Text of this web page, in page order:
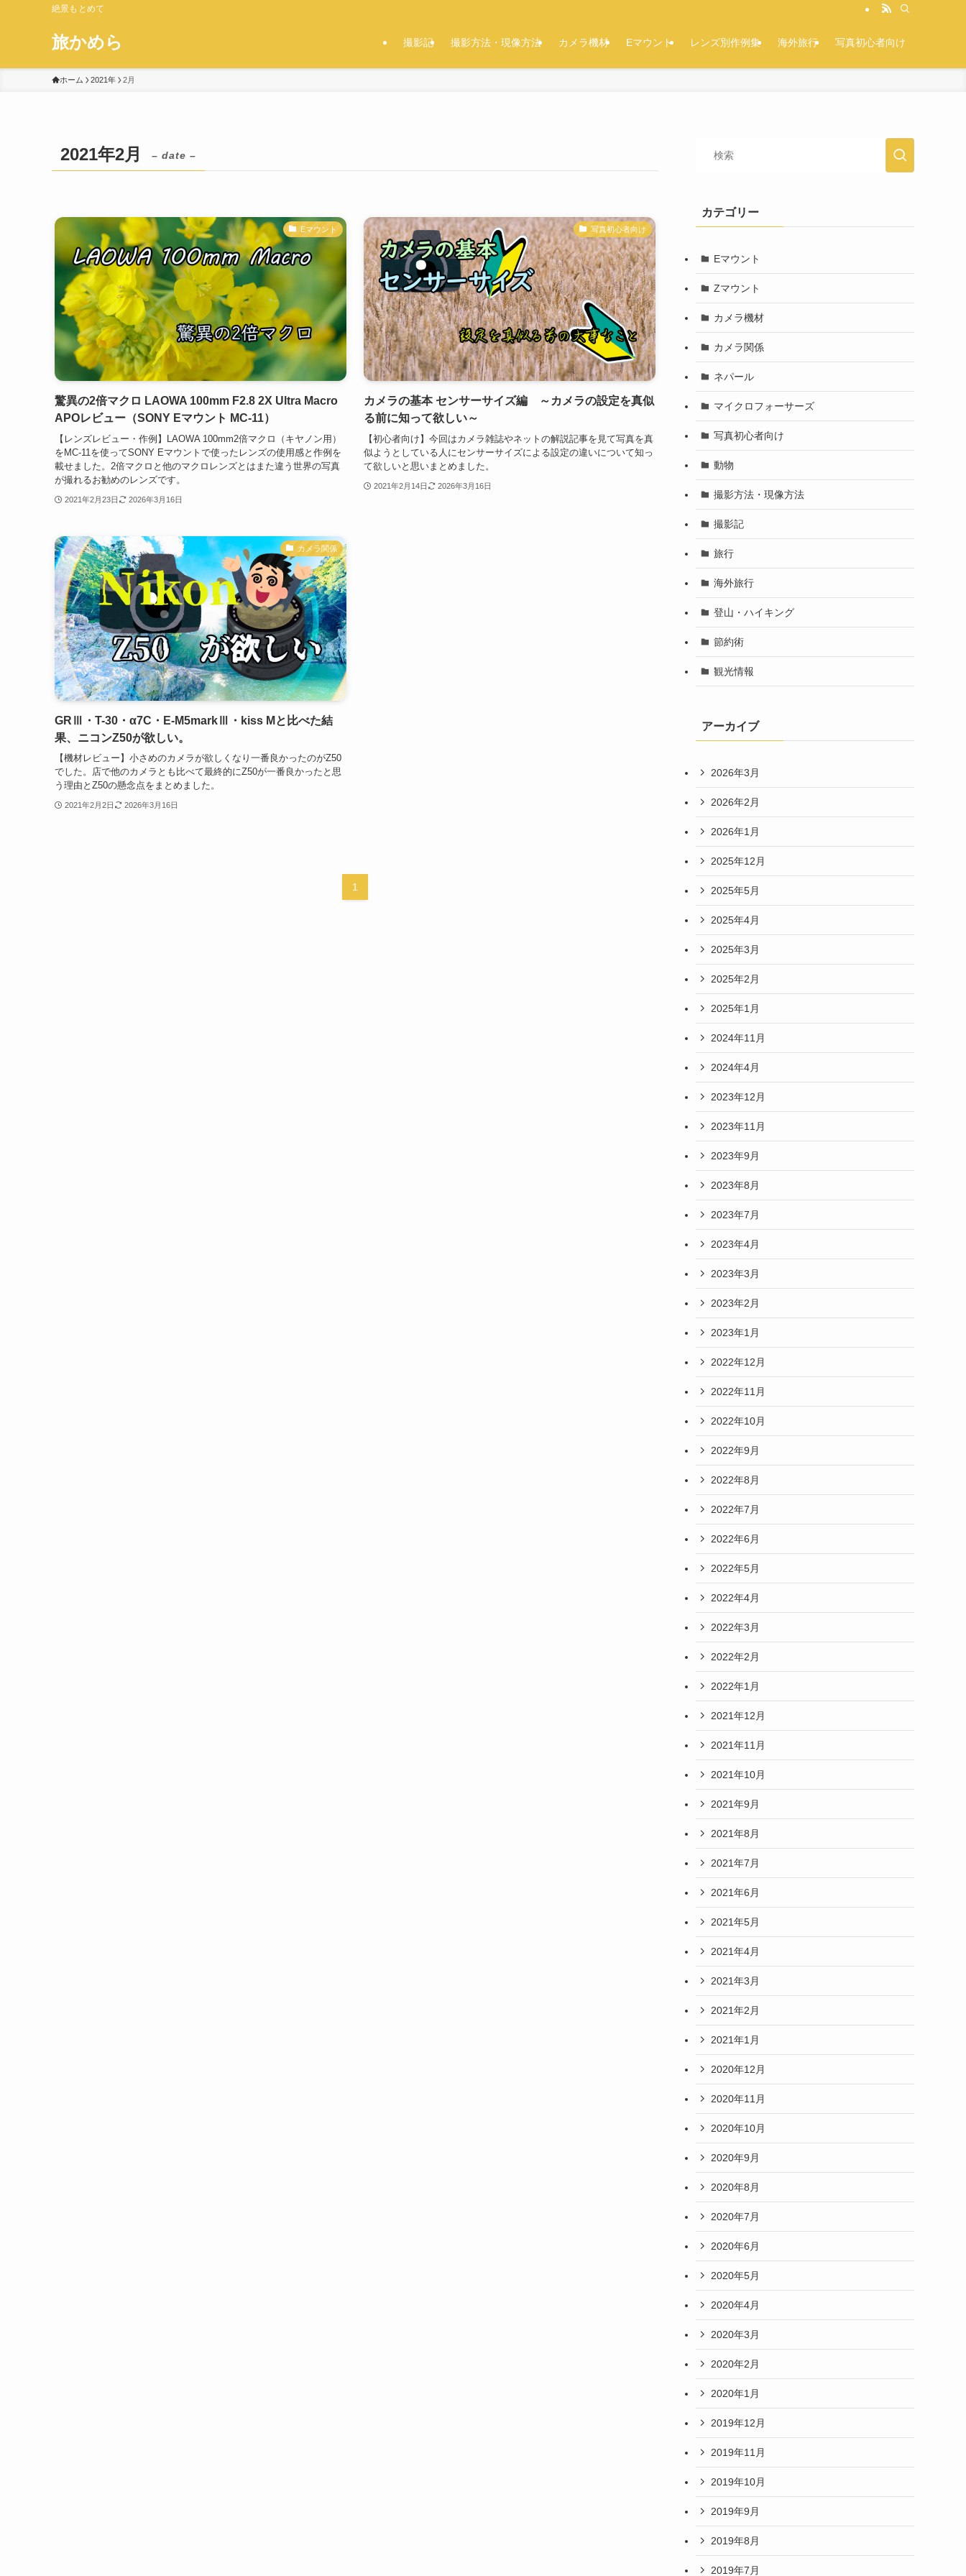
絶景もとめて
旅かめら 撮影記 撮影方法・現像方法 カメラ機材 Eマウント レンズ別作例集 海外旅行 写真初心者向け
ホーム 2021年 2月
2021年2月 – date –
Eマウント
驚異の2倍マクロ LAOWA 100mm F2.8 2X Ultra Macro
APOレビュー（SONY Eマウント MC-11）
【レンズレビュー・作例】LAOWA 100mm2倍マクロ（キヤノン用）
をMC-11を使ってSONY Eマウントで使ったレンズの使用感と作例を
載せました。2倍マクロと他のマクロレンズとはまた違う世界の写真
が撮れるお勧めのレンズです。
2021年2月23日 2026年3月16日
写真初心者向け
カメラの基本 センサーサイズ編 ～カメラの設定を真似
る前に知って欲しい～
【初心者向け】今回はカメラ雑誌やネットの解説記事を見て写真を真
似ようとしている人にセンサーサイズによる設定の違いについて知っ
て欲しいと思いまとめました。
2021年2月14日 2026年3月16日
カメラ関係
GRⅢ・T-30・α7C・E-M5markⅢ・kiss Mと比べた結
果、ニコンZ50が欲しい。
【機材レビュー】小さめのカメラが欲しくなり一番良かったのがZ50
でした。店で他のカメラとも比べて最終的にZ50が一番良かったと思
う理由とZ50の懸念点をまとめました。
2021年2月2日 2026年3月16日
1
カテゴリー
Eマウント
Zマウント
カメラ機材
カメラ関係
ネパール
マイクロフォーサーズ
写真初心者向け
動物
撮影方法・現像方法
撮影記
旅行
海外旅行
登山・ハイキング
節約術
観光情報
アーカイブ
2026年3月
2026年2月
2026年1月
2025年12月
2025年5月
2025年4月
2025年3月
2025年2月
2025年1月
2024年11月
2024年4月
2023年12月
2023年11月
2023年9月
2023年8月
2023年7月
2023年4月
2023年3月
2023年2月
2023年1月
2022年12月
2022年11月
2022年10月
2022年9月
2022年8月
2022年7月
2022年6月
2022年5月
2022年4月
2022年3月
2022年2月
2022年1月
2021年12月
2021年11月
2021年10月
2021年9月
2021年8月
2021年7月
2021年6月
2021年5月
2021年4月
2021年3月
2021年2月
2021年1月
2020年12月
2020年11月
2020年10月
2020年9月
2020年8月
2020年7月
2020年6月
2020年5月
2020年4月
2020年3月
2020年2月
2020年1月
2019年12月
2019年11月
2019年10月
2019年9月
2019年8月
2019年7月